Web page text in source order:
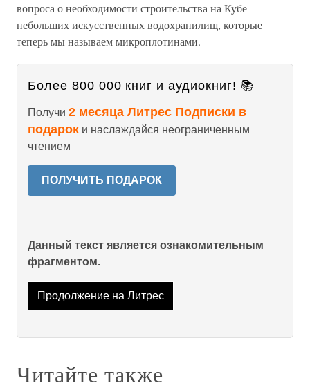
вопроса о необходимости строительства на Кубе
небольших искусственных водохранилищ, которые
теперь мы называем микроплотинами.
Более 800 000 книг и аудиокниг! 📚
Получи 2 месяца Литрес Подписки в
подарок и наслаждайся неограниченным
чтением
ПОЛУЧИТЬ ПОДАРОК
Данный текст является ознакомительным
фрагментом.
Продолжение на Литрес
Читайте также